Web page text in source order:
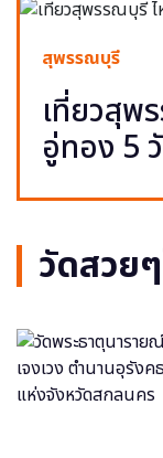
สุพรรณบุรี
เที่ยวสุพ
อู่ทอง 5
วัดสวย